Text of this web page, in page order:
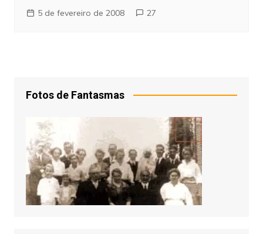
5 de fevereiro de 2008 27
Fotos de Fantasmas